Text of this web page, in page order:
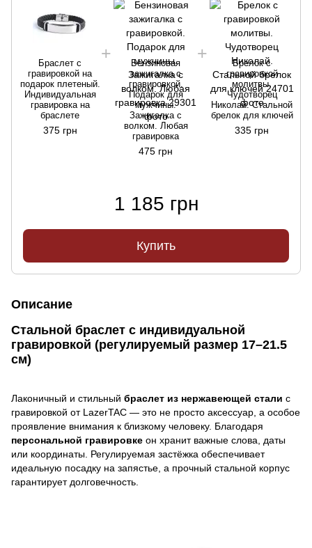
Браслет с
гравировкой на
подарок плетеный.
Индивидуальная
гравировка на
браслете
375 грн
Бензиновая
зажигалка с
гравировкой.
Подарок для
мужчины.
Зажигалка с
волком. Любая
гравировка
475 грн
Брелок с
гравировкой
молитвы.
Чудотворец
Николай. Стальной
брелок для ключей
335 грн
1 185 грн
Купить
Описание
Стальной браслет с индивидуальной
гравировкой (регулируемый размер 17–21.5
см)
Лаконичный и стильный браслет из нержавеющей стали с
гравировкой от LazerTAC — это не просто аксессуар, а особое
проявление внимания к близкому человеку. Благодаря
персональной гравировке он хранит важные слова, даты
или координаты. Регулируемая застёжка обеспечивает
идеальную посадку на запястье, а прочный стальной корпус
гарантирует долговечность.